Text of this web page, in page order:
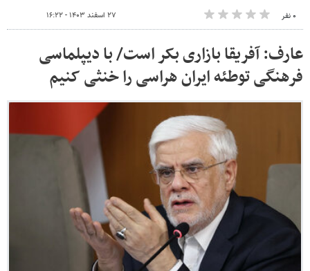
۰ نفر ۲۷ اسفند ۱۴۰۳ - ۱۶:۲۲
عارف: آفریقا بازاری بکر است/ با دیپلماسی
فرهنگی توطئه ایران هراسی را خنثی کنیم